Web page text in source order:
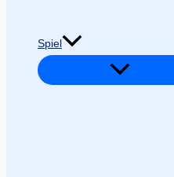
Spiel